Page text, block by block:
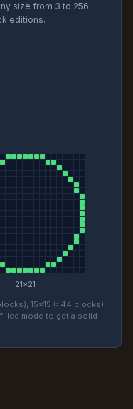
size from 3 to 256
editions.
21×21
15×15 (≈44 blocks),
mode to get a solid